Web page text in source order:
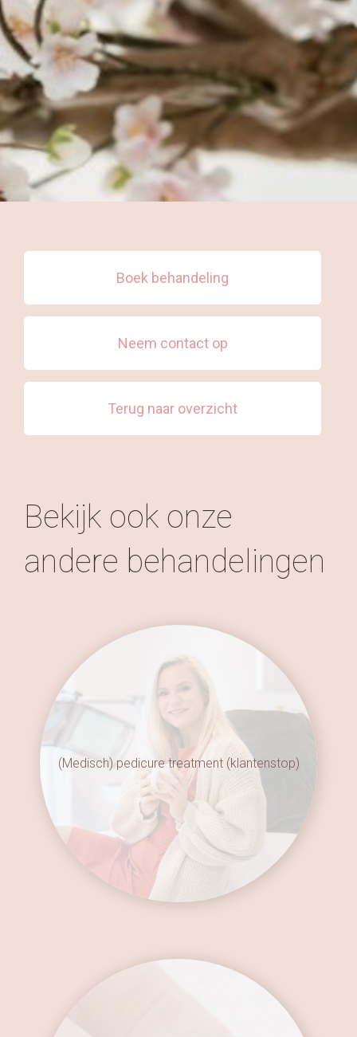
Boek behandeling
Neem contact op
Terug naar overzicht
Bekijk ook onze
andere behandelingen
(Medisch) pedicure treatment (klantenstop)